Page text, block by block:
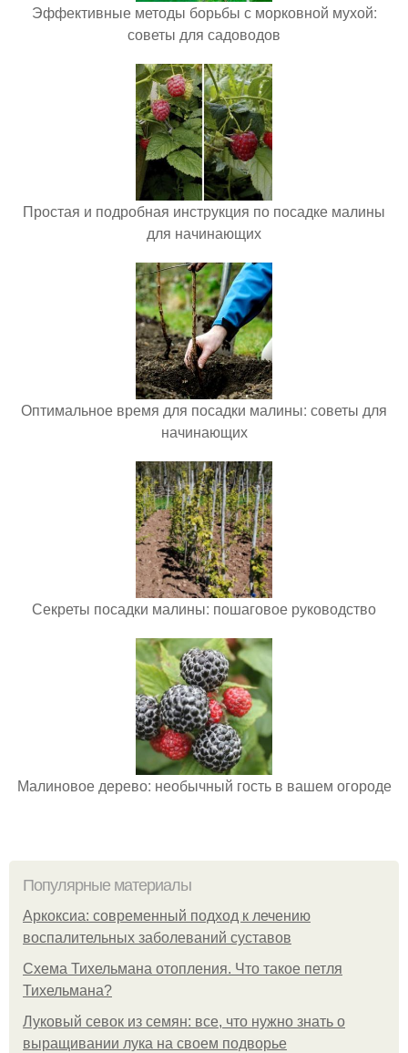
Эффективные методы борьбы с морковной мухой:
советы для садоводов
Простая и подробная инструкция по посадке малины
для начинающих
Оптимальное время для посадки малины: советы для
начинающих
Секреты посадки малины: пошаговое руководство
Малиновое дерево: необычный гость в вашем огороде
Популярные материалы
Аркоксиа: современный подход к лечению
воспалительных заболеваний суставов
Схема Тихельмана отопления. Что такое петля
Тихельмана?
Луковый севок из семян: все, что нужно знать о
выращивании лука на своем подворье